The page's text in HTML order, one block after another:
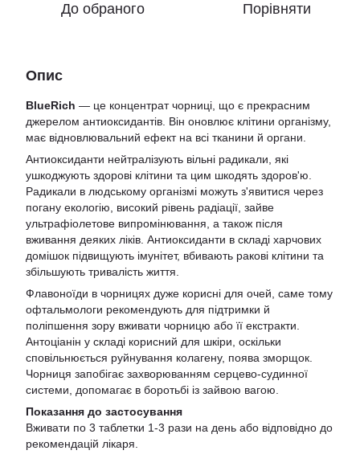
До обраного Порівняти
Опис
BlueRich — це концентрат чорниці, що є прекрасним
джерелом антиоксидантів. Він оновлює клітини організму,
має відновлювальний ефект на всі тканини й органи.
Антиоксиданти нейтралізують вільні радикали, які
ушкоджують здорові клітини та цим шкодять здоров'ю.
Радикали в людському організмі можуть з'явитися через
погану екологію, високий рівень радіації, зайве
ультрафіолетове випромінювання, а також після
вживання деяких ліків. Антиоксиданти в складі харчових
домішок підвищують імунітет, вбивають ракові клітини та
збільшують тривалість життя.
Флавоноїди в чорницях дуже корисні для очей, саме тому
офтальмологи рекомендують для підтримки й
поліпшення зору вживати чорницю або її екстракти.
Антоціанін у складі корисний для шкіри, оскільки
сповільнюється руйнування колагену, поява зморщок.
Чорниця запобігає захворюванням серцево-судинної
системи, допомагає в боротьбі із зайвою вагою.
Показання до застосування
Вживати по 3 таблетки 1-3 рази на день або відповідно до
рекомендацій лікаря.